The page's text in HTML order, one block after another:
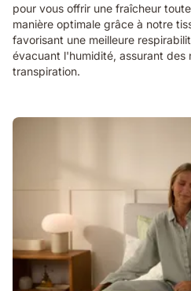
pour vous offrir une fraîcheur
manière optimale grâce à notre
favorisant une meilleure
évacuant l'humidité, assurant des
transpiration.